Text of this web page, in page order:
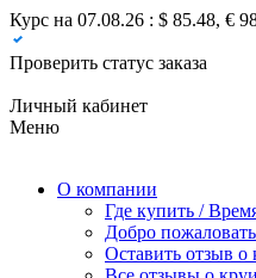
Курс на 07.08.26 : $ 85.48, €
Проверить статус заказа
Личный кабинет
Меню
О компании
Где купить /
Добро
Оставить отзыв о